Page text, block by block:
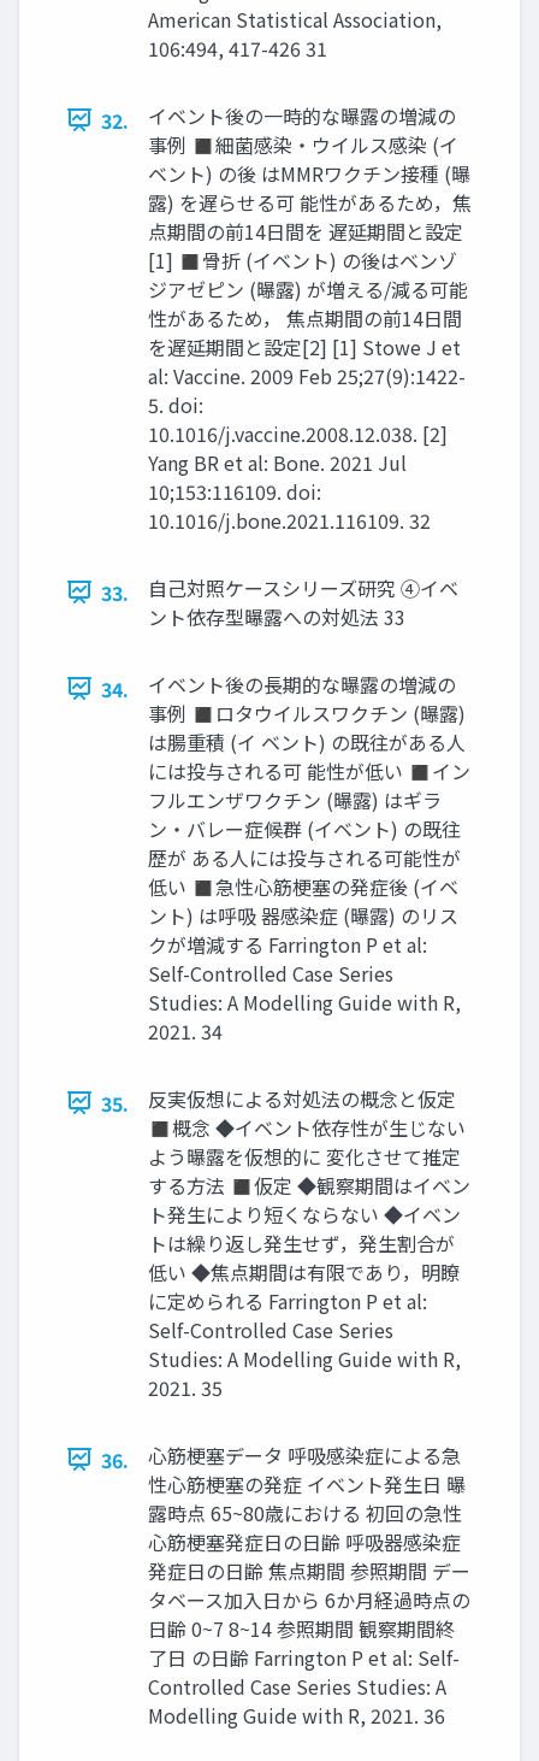
American Statistical Association,
106:494, 417-426 31
32.
イベント後の一時的な曝露の増減の
事例 ◼細菌感染・ウイルス感染 (イ
ベント) の後 はMMRワクチン接種 (曝
露) を遅らせる可 能性があるため，焦
点期間の前14日間を 遅延期間と設定
[1] ◼骨折 (イベント) の後はベンゾ
ジアゼピン (曝露) が増える/減る可能
性があるため， 焦点期間の前14日間
を遅延期間と設定[2] [1] Stowe J et
al: Vaccine. 2009 Feb 25;27(9):1422-
5. doi:
10.1016/j.vaccine.2008.12.038. [2]
Yang BR et al: Bone. 2021 Jul
10;153:116109. doi:
10.1016/j.bone.2021.116109. 32
33.
自己対照ケースシリーズ研究 ④イベ
ント依存型曝露への対処法 33
34.
イベント後の長期的な曝露の増減の
事例 ◼ロタウイルスワクチン (曝露)
は腸重積 (イ ベント) の既往がある人
には投与される可 能性が低い ◼イン
フルエンザワクチン (曝露) はギラ
ン・バレー症候群 (イベント) の既往
歴が ある人には投与される可能性が
低い ◼急性心筋梗塞の発症後 (イベ
ント) は呼吸 器感染症 (曝露) のリス
クが増減する Farrington P et al:
Self-Controlled Case Series
Studies: A Modelling Guide with R,
2021. 34
35.
反実仮想による対処法の概念と仮定
◼概念 ◆イベント依存性が生じない
よう曝露を仮想的に 変化させて推定
する方法 ◼仮定 ◆観察期間はイベン
ト発生により短くならない ◆イベン
トは繰り返し発生せず，発生割合が
低い ◆焦点期間は有限であり，明瞭
に定められる Farrington P et al:
Self-Controlled Case Series
Studies: A Modelling Guide with R,
2021. 35
36.
心筋梗塞データ 呼吸感染症による急
性心筋梗塞の発症 イベント発生日 曝
露時点 65~80歳における 初回の急性
心筋梗塞発症日の日齢 呼吸器感染症
発症日の日齢 焦点期間 参照期間 デー
タベース加入日から 6か月経過時点の
日齢 0~7 8~14 参照期間 観察期間終
了日 の日齢 Farrington P et al: Self-
Controlled Case Series Studies: A
Modelling Guide with R, 2021. 36